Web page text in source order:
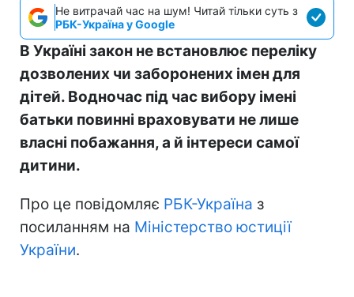
Не витрачай час на шум! Читай тільки суть з
РБК-Україна у Google
В Україні закон не встановлює переліку
дозволених чи заборонених імен для
дітей. Водночас під час вибору імені
батьки повинні враховувати не лише
власні побажання, а й інтереси самої
дитини.
Про це повідомляє РБК-Україна з
посиланням на Міністерство юстиції
України.